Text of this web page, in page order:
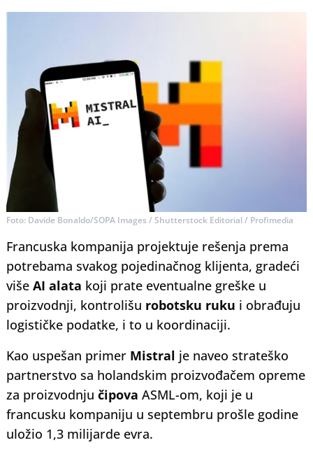
Foto: Davide Bonaldo/SOPA Images / Shutterstock Editorial / Profimedia
Francuska kompanija projektuje rešenja prema
potrebama svakog pojedinačnog klijenta, gradeći
više AI alata koji prate eventualne greške u
proizvodnji, kontrolišu robotsku ruku i obrađuju
logističke podatke, i to u koordinaciji.
Kao uspešan primer Mistral je naveo strateško
partnerstvo sa holandskim proizvođačem opreme
za proizvodnjučipova ASML-om, koji je u
francusku kompaniju u septembru prošle godine
uložio 1,3 milijarde evra.